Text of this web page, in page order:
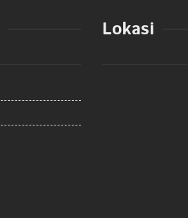
Lokasi